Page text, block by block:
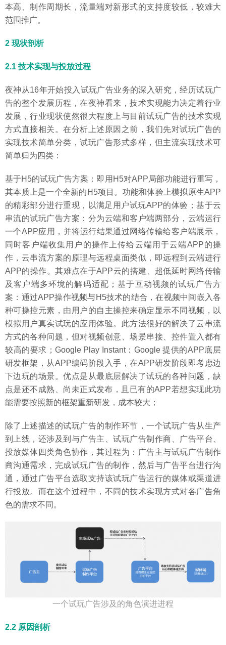
本高、制作周期长，流量端对新形式的支持度较低，较难大
范围推广。
2 现状剖析
2.1 技术实现与投放过程
夜神从16年开始投入试玩广告业务的深入研究，经历试玩广
告的整个发展历程，在夜神看来，技术实现能力决定着行业
发展，行业现状使然很大程度上与目前试玩广告的技术实现
方式直接相关。在分析上述原因之前，我们先对试玩广告的
实现技术简单分类，试玩广告形式多样，但主流实现技术可
简单归为四类：
基于H5的试玩广告方案：即用H5对APP局部功能进行重写，
其本质上是一个全新的H5项目。功能和体验上模拟原生APP
的精彩部分进行重现，以满足用户试玩APP的体验；基于云
串流的试玩广告方案：分为云端和客户端两部分，云端运行
一个APP应用，并将运行结果通过网络传输给客户端展示，
同时客户端收集用户的操作上传给云端用于云端APP的操
作，云串流方案的原理与远程桌面类似，即远程到云端进行
APP的操作。其难点在于APP云的搭建、超低延时网络传输
及客户端多环境的解码适配；基于互动视频的试玩广告方
案：通过APP操作视频与H5技术的结合，在视频中间嵌入各
种可操控元素，由用户的自主操控来确定显示不同视频，以
模拟用户真实试玩的应用体验。此方法很好的解决了云串流
方式的各种问题，但对视频创意、场景串接、控件置入都有
较高的要求；Google Play Instant：Google 提供的APP底层
研发框架，从APP编码阶段入手，在APP研发阶段即考虑边
下边玩的场景。优点是从最底层解决了试玩的各种问题，缺
点是还不成熟、尚未正式发布，且已有的APP若想实现此功
能需要按照新的框架重新研发，成本较大；
除了上述描述的试玩广告的制作环节，一个试玩广告从生产
到上线，还涉及到与广告主、试玩广告制作商、广告平台、
投放媒体四类角色协作，其过程为：广告主与试玩广告制作
商沟通需求，完成试玩广告的制作，然后与广告平台进行沟
通，通过广告平台选取支持该试玩广告运行的媒体或渠道进
行投放。而在这个过程中，不同的技术实现方式对各广告角
色的需求不同。
一个试玩广告涉及的角色演进进程
2.2 原因剖析